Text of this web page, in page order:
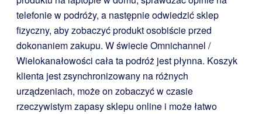
telefonie w podróży, a następnie odwiedzić sklep
fizyczny, aby zobaczyć produkt osobiście przed
dokonaniem zakupu. W świecie Omnichannel /
Wielokanałowości cała ta podróż jest płynna. Koszyk
klienta jest zsynchronizowany na różnych
urządzeniach, może on zobaczyć w czasie
rzeczywistym zapasy sklepu online i może łatwo